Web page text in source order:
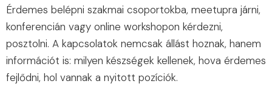
Érdemes belépni szakmai csoportokba, meetupra járni,
konferencián vagy online workshopon kérdezni,
posztolni. A kapcsolatok nemcsak állást hoznak, hanem
információt is: milyen készségek kellenek, hova érdemes
fejlődni, hol vannak a nyitott pozíciók.